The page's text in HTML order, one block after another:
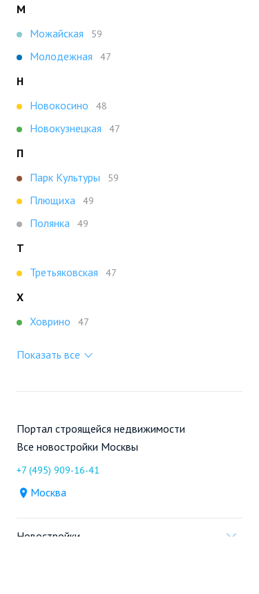
М
Можайская
59
Молодежная 47
Н
Новокосино
48
Новокузнецкая 47
П
Парк Культуры
59
Плющиха 49
Полянка 49
Т
Третьяковская
47
Х
Ховрино
47
Показать все
Портал строящейся недвижимости
Все новостройки Москвы
+7 (495) 909-16-41
Москва
Новостройки